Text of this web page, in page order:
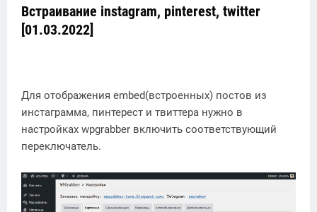
Встраивание instagram, pinterest, twitter
[01.03.2022]
Для отображения embed(встроенных) постов из
инстаграмма, пинтерест и твиттера нужно в
настройках wpgrabber включить соответствующий
переключатель.